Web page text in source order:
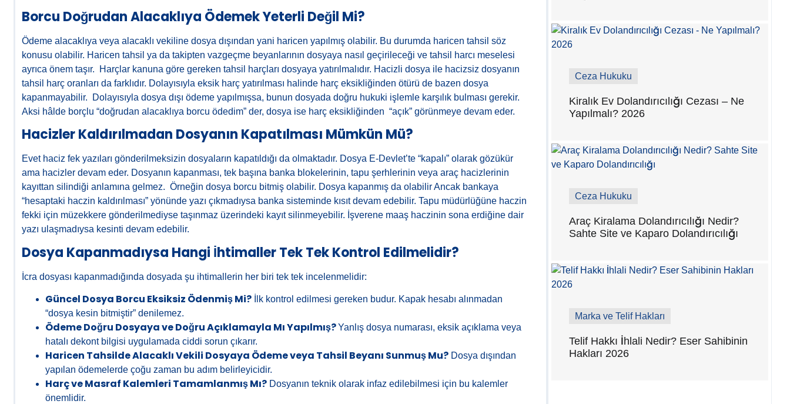
Borcu Doğrudan Alacaklıya Ödemek Yeterli Değil Mi?
Ödeme alacaklıya veya alacaklı vekiline dosya dışından yani haricen yapılmış olabilir. Bu durumda haricen tahsil söz
konusu olabilir. Haricen tahsil ya da takipten vazgeçme beyanlarının dosyaya nasıl geçirileceği ve tahsil harcı meselesi
ayrıca önem taşır. Harçlar kanuna göre gereken tahsil harçları dosyaya yatırılmalıdır. Hacizli dosya ile hacizsiz dosyanın
tahsil harç oranları da farklıdır. Dolayısıyla eksik harç yatırılması halinde harç eksikliğinden ötürü de bazen dosya
kapanmayabilir. Dolayısıyla dosya dışı ödeme yapılmışsa, bunun dosyada doğru hukuki işlemle karşılık bulması gerekir.
Aksi hâlde borçlu “doğrudan alacaklıya borcu ödedim” der, dosya ise harç eksikliğinden “açık” görünmeye devam eder.
Hacizler Kaldırılmadan Dosyanın Kapatılması Mümkün Mü?
Evet haciz fek yazıları gönderilmeksizin dosyaların kapatıldığı da olmaktadır. Dosya E-Devlet’te “kapalı” olarak gözükür
ama hacizler devam eder. Dosyanın kapanması, tek başına banka blokelerinin, tapu şerhlerinin veya araç hacizlerinin
kayıttan silindiği anlamına gelmez. Örneğin dosya borcu bitmiş olabilir. Dosya kapanmış da olabilir Ancak bankaya
“hesaptaki haczin kaldırılması” yönünde yazı çıkmadıysa banka sisteminde kısıt devam edebilir. Tapu müdürlüğüne haczin
fekki için müzekkere gönderilmediyse taşınmaz üzerindeki kayıt silinmeyebilir. İşverene maaş haczinin sona erdiğine dair
yazı ulaşmadıysa kesinti devam edebilir.
Dosya Kapanmadıysa Hangi İhtimaller Tek Tek Kontrol Edilmelidir?
İcra dosyası kapanmadığında dosyada şu ihtimallerin her biri tek tek incelenmelidir:
Güncel Dosya Borcu Eksiksiz Ödenmiş Mi?İlk kontrol edilmesi gereken budur. Kapak hesabı alınmadan
“dosya kesin bitmiştir” denilemez.
Ödeme Doğru Dosyaya ve Doğru Açıklamayla Mı Yapılmış?Yanlış dosya numarası, eksik açıklama veya
hatalı dekont bilgisi uygulamada ciddi sorun çıkarır.
Haricen Tahsilde Alacaklı Vekili Dosyaya Ödeme veya Tahsil Beyanı Sunmuş Mu?Dosya dışından
yapılan ödemelerde çoğu zaman bu adım belirleyicidir.
Harç ve Masraf Kalemleri Tamamlanmış Mı?Dosyanın teknik olarak infaz edilebilmesi için bu kalemler
önemlidir.
Ceza Hukuku
Kiralık Ev Dolandırıcılığı Cezası – Ne
Yapılmalı? 2026
Ceza Hukuku
Araç Kiralama Dolandırıcılığı Nedir?
Sahte Site ve Kaparo Dolandırıcılığı
Marka ve Telif Hakları
Telif Hakkı İhlali Nedir? Eser Sahibinin
Hakları 2026